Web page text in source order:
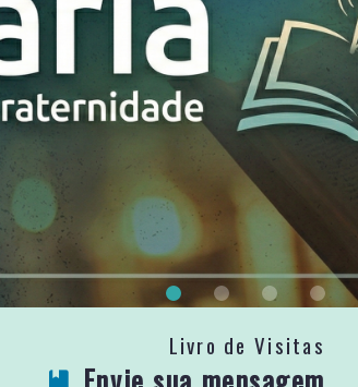
Livro de Visitas